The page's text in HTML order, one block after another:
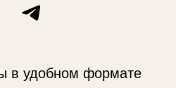
Telegram
в удобном формате